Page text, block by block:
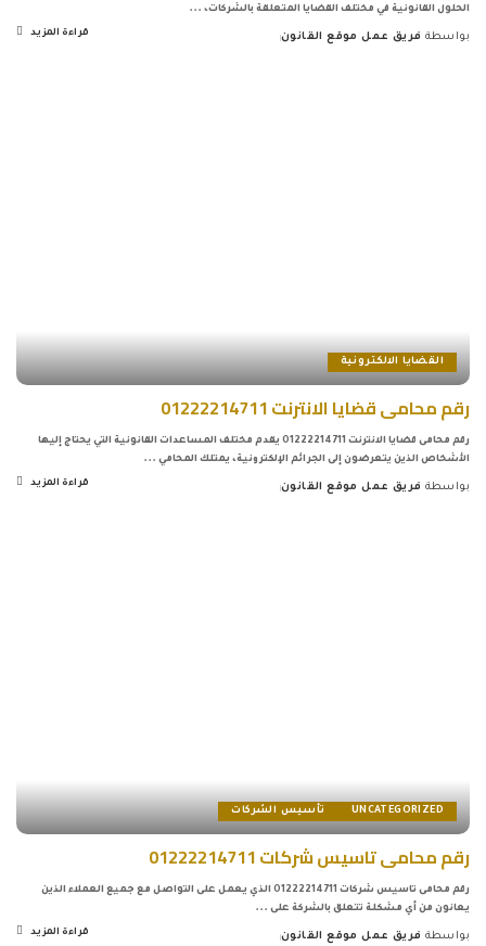
الحلول القانونية في مختلف القضايا المتعلقة بالشركات، ...
بواسطة فريق عمل موقع القانون قراءة المزيد
القضايا الالكترونية
رقم محامى قضايا الانترنت 01222214711
رقم محامى قضايا الانترنت 01222214711 يقدم مختلف المساعدات القانونية التي يحتاج إليها
الأشخاص الذين يتعرضون إلى الجرائم الإلكترونية، يمتلك المحامي ...
Posted
بواسطة فريق عمل موقع القانون قراءة المزيد
UNCATEGORIZED تأسيس الشركات
رقم محامى تاسيس شركات 01222214711
رقم محامى تاسيس شركات 01222214711 الذي يعمل على التواصل مع جميع العملاء الذين
يعانون من أي مشكلة تتعلق بالشركة على ...
بواسطة فريق عمل موقع القانون قراءة المزيد